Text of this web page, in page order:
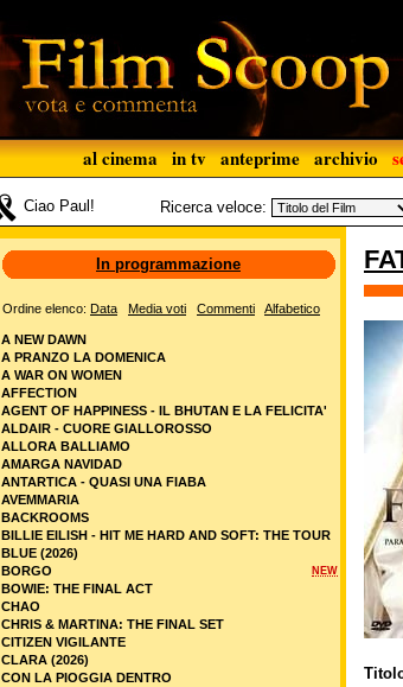
al cinema in tv anteprime archivio
Ciao Paul! Ricerca veloce:
In programmazione
Ordine elenco: Data Media voti Commenti Alfabetico
A NEW DAWN
A PRANZO LA DOMENICA
A WAR ON WOMEN
AFFECTION
AGENT OF HAPPINESS - IL BHUTAN E LA FELICITA'
ALDAIR - CUORE GIALLOROSSO
ALLORA BALLIAMO
AMARGA NAVIDAD
ANTARTICA - QUASI UNA FIABA
AVEMMARIA
BACKROOMS
BILLIE EILISH - HIT ME HARD AND SOFT: THE TOUR
BLUE (2026)
NEW
BORGO
BOWIE: THE FINAL ACT
CHAO
CHRIS & MARTINA: THE FINAL SET
CITIZEN VIGILANTE
CLARA (2026)
CON LA PIOGGIA DENTRO